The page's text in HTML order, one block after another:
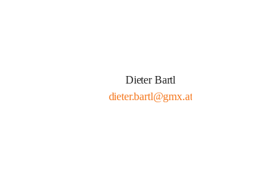
Dieter Bartl
dieter.bartl@gmx.at